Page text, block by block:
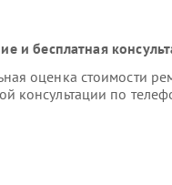
и бесплатная
оценка стоимости
консультации по